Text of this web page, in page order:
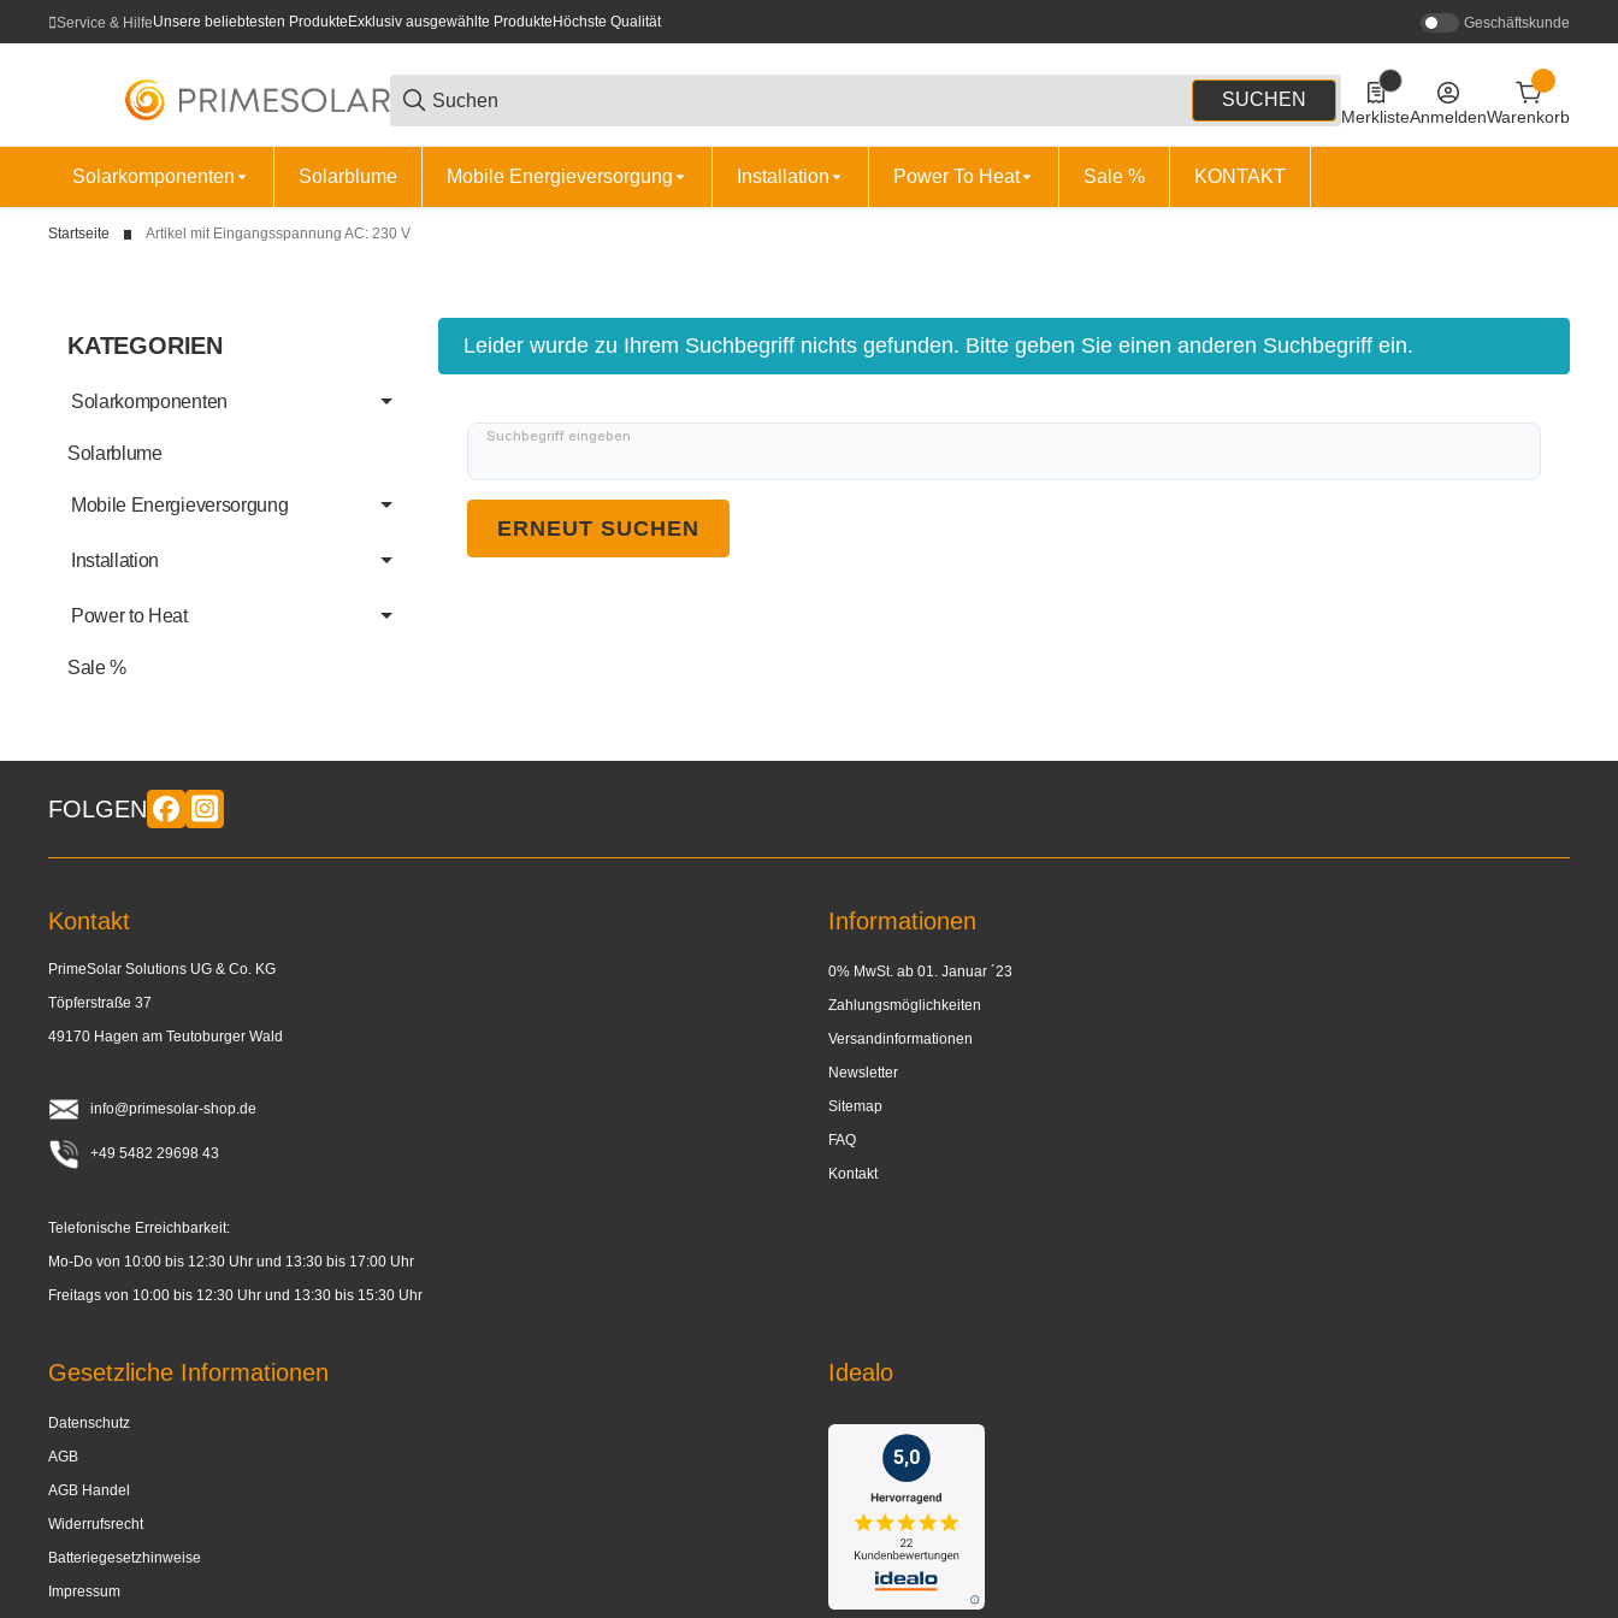
Service & HilfeUnsere beliebtesten Produkte Exklusiv ausgewählte Produkte Höchste Qualität Geschäftskunde
SUCHEN
0 Produkte in der Liste
MerklisteAnmeldenWarenkorb
Solarkomponenten Solarblume Mobile Energieversorgung Installation Power To Heat Sale % KONTAKT
Startseite Artikel mit Eingangsspannung AC: 230 V
x
Leider wurde zu Ihrem Suchbegriff nichts gefunden. Bitte geben Sie einen anderen Suchbegriff ein.
Suchbegriff eingeben
ERNEUT SUCHEN
KATEGORIEN
Solarkomponenten
Solarblume
Mobile Energieversorgung
Installation
Power to Heat
Sale %
FOLGEN
Kontakt
PrimeSolar Solutions UG & Co. KG
Töpferstraße 37
49170 Hagen am Teutoburger Wald
info@primesolar-shop.de
+49 5482 29698 43
Telefonische Erreichbarkeit:
Mo-Do von 10:00 bis 12:30 Uhr und 13:30 bis 17:00 Uhr
Freitags von 10:00 bis 12:30 Uhr und 13:30 bis 15:30 Uhr
Informationen
0% MwSt. ab 01. Januar ´23
Zahlungsmöglichkeiten
Versandinformationen
Newsletter
Sitemap
FAQ
Kontakt
Gesetzliche Informationen
Datenschutz
AGB
AGB Handel
Widerrufsrecht
Batteriegesetzhinweise
Impressum
Idealo